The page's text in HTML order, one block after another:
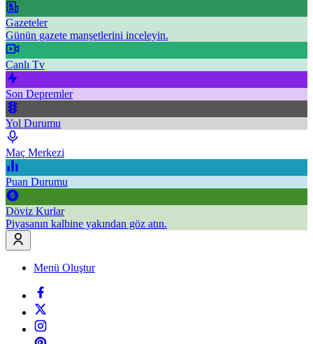
Gazeteler
Günün gazete manşetlerini inceleyin.
Canlı Tv
Son Depremler
Yol Durumu
Maç Merkezi
Puan Durumu
Döviz Kurlar
Piyasanın kalbine yakından göz atın.
Menü Oluştur